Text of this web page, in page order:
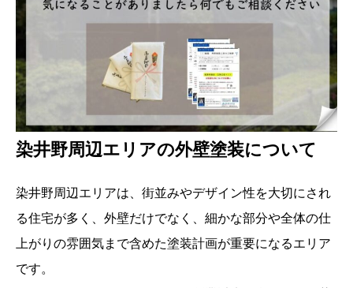
染井野周辺エリアの外壁塗装について
染井野周辺エリアは、街並みやデザイン性を大切にされ
る住宅が多く、外壁だけでなく、細かな部分や全体の仕
上がりの雰囲気まで含めた塗装計画が重要になるエリア
です。